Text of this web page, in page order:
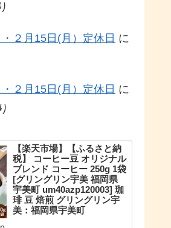
２月15日(月）定休日 に
２月15日(月）定休日 に
【楽天市場】【ふるさと納
税】 コーヒー豆 オリジナル
ブレンド コーヒー 250g 1袋
[グリングリン宇美 福岡県
宇美町 um40azp120003] 珈
琲 豆 焙煎 グリングリン宇
美：福岡県宇美町